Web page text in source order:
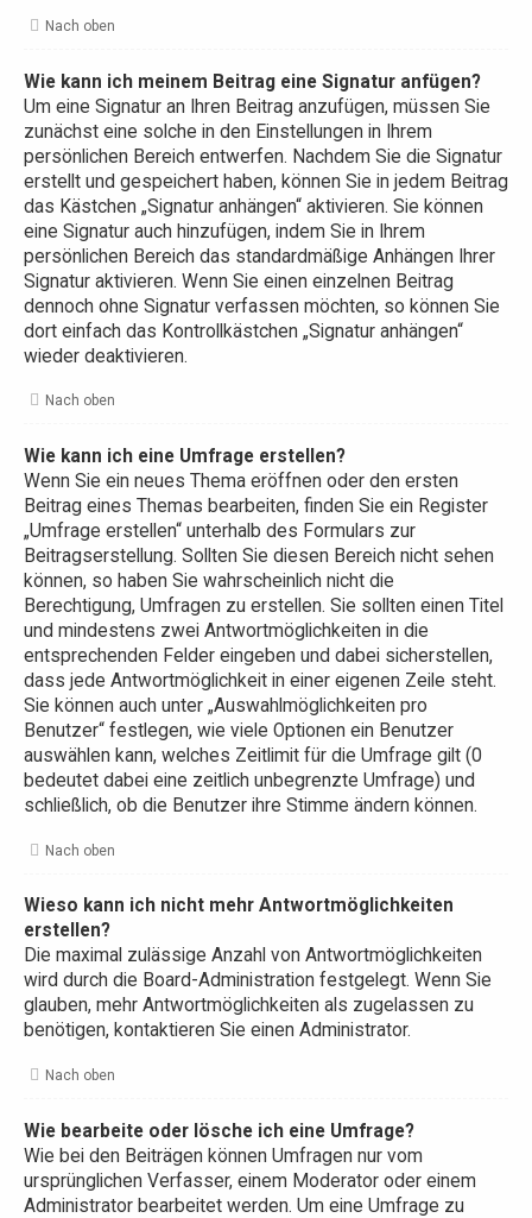
Nach oben
Wie kann ich meinem Beitrag eine Signatur anfügen?
Um eine Signatur an Ihren Beitrag anzufügen, müssen Sie
zunächst eine solche in den Einstellungen in Ihrem
persönlichen Bereich entwerfen. Nachdem Sie die Signatur
erstellt und gespeichert haben, können Sie in jedem Beitrag
das Kästchen „Signatur anhängen“ aktivieren. Sie können
eine Signatur auch hinzufügen, indem Sie in Ihrem
persönlichen Bereich das standardmäßige Anhängen Ihrer
Signatur aktivieren. Wenn Sie einen einzelnen Beitrag
dennoch ohne Signatur verfassen möchten, so können Sie
dort einfach das Kontrollkästchen „Signatur anhängen“
wieder deaktivieren.
Nach oben
Wie kann ich eine Umfrage erstellen?
Wenn Sie ein neues Thema eröffnen oder den ersten
Beitrag eines Themas bearbeiten, finden Sie ein Register
„Umfrage erstellen“ unterhalb des Formulars zur
Beitragserstellung. Sollten Sie diesen Bereich nicht sehen
können, so haben Sie wahrscheinlich nicht die
Berechtigung, Umfragen zu erstellen. Sie sollten einen Titel
und mindestens zwei Antwortmöglichkeiten in die
entsprechenden Felder eingeben und dabei sicherstellen,
dass jede Antwortmöglichkeit in einer eigenen Zeile steht.
Sie können auch unter „Auswahlmöglichkeiten pro
Benutzer“ festlegen, wie viele Optionen ein Benutzer
auswählen kann, welches Zeitlimit für die Umfrage gilt (0
bedeutet dabei eine zeitlich unbegrenzte Umfrage) und
schließlich, ob die Benutzer ihre Stimme ändern können.
Nach oben
Wieso kann ich nicht mehr Antwortmöglichkeiten
erstellen?
Die maximal zulässige Anzahl von Antwortmöglichkeiten
wird durch die Board-Administration festgelegt. Wenn Sie
glauben, mehr Antwortmöglichkeiten als zugelassen zu
benötigen, kontaktieren Sie einen Administrator.
Nach oben
Wie bearbeite oder lösche ich eine Umfrage?
Wie bei den Beiträgen können Umfragen nur vom
ursprünglichen Verfasser, einem Moderator oder einem
Administrator bearbeitet werden. Um eine Umfrage zu